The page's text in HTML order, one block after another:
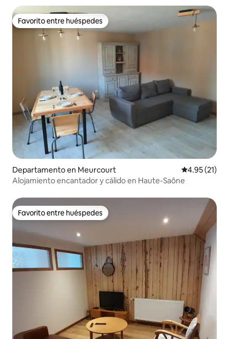
Favorito entre huéspedes
Favorito entre huéspedes
Departamento en Meurcourt Calificación
4.95 (21)
Alojamiento encantador y cálido en Haute-Saône
Favorito entre huéspedes
Favorito entre huéspedes